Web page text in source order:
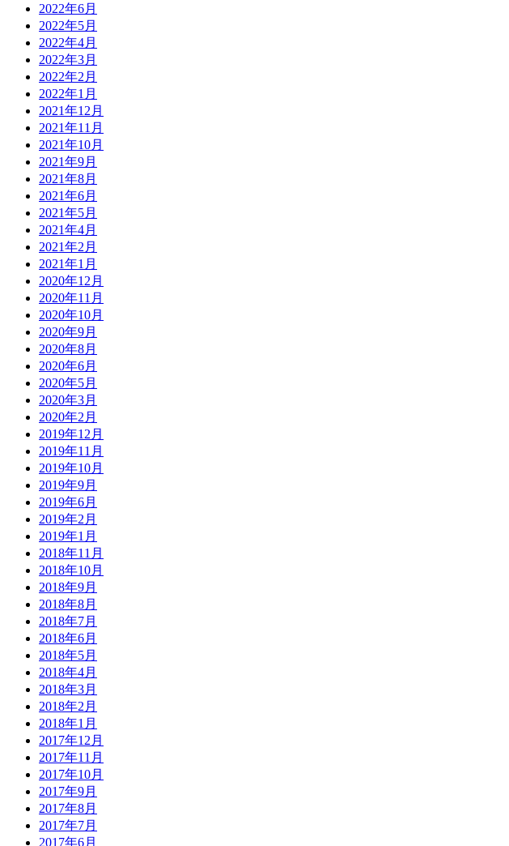
2022年6月
2022年5月
2022年4月
2022年3月
2022年2月
2022年1月
2021年12月
2021年11月
2021年10月
2021年9月
2021年8月
2021年6月
2021年5月
2021年4月
2021年2月
2021年1月
2020年12月
2020年11月
2020年10月
2020年9月
2020年8月
2020年6月
2020年5月
2020年3月
2020年2月
2019年12月
2019年11月
2019年10月
2019年9月
2019年6月
2019年2月
2019年1月
2018年11月
2018年10月
2018年9月
2018年8月
2018年7月
2018年6月
2018年5月
2018年4月
2018年3月
2018年2月
2018年1月
2017年12月
2017年11月
2017年10月
2017年9月
2017年8月
2017年7月
2017年6月